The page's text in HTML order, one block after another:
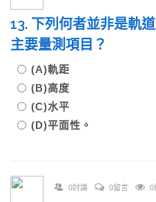
13. 下列何者並非是軌
主要量測項目？
(A)軌距
(B)高度
(C)水平
(D)平面性。
0討論 0留言 0